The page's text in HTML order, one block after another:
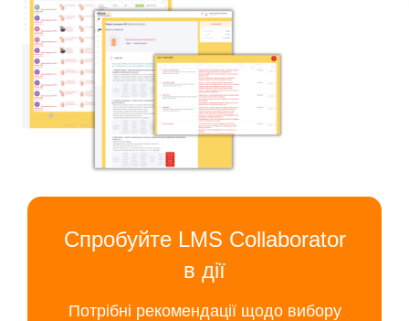
Спробуйте LMS Collaborator
в дії
Потрібні рекомендації щодо вибору